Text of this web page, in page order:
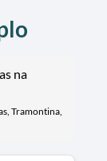
na
Tramontina,